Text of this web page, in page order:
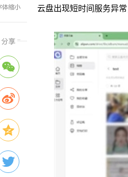
云盘出现短时间服务异常